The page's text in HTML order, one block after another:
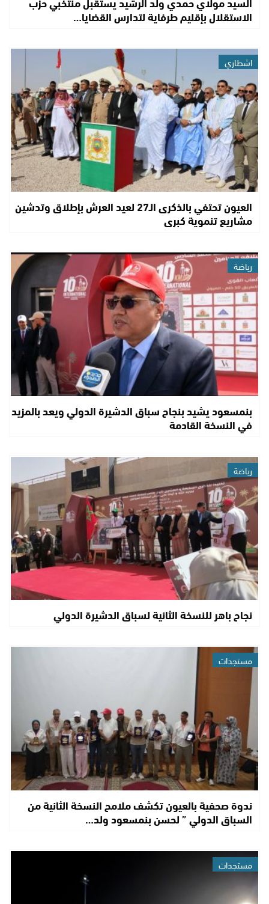
الاستقلال بإقليم طرفاية لتدارس القضايا…
اشطاري
العيون تحتفي بالذكرى الـ27 لعيد العرش بإطلاق وتدشين
مشاريع تنموية كبرى
رياضة
بنمسعود يشيد بنجاح سباق الدشيرة الدولي ويعد بالمزيد
في النسخة القادمة
رياضة
نجاح باهر للنسخة الثانية لسباق الدشيرة الدولي
مستجدات
ندوة صحفية بالعيون تكشف ملامح النسخة الثانية من
السباق الدولي ” لحسن بنمسعود ولد…
مستجدات